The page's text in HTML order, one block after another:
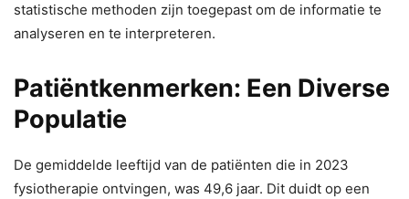
statistische methoden zijn toegepast om de informatie te
analyseren en te interpreteren.
Patiëntkenmerken: Een Diverse
Populatie
De gemiddelde leeftijd van de patiënten die in 2023
fysiotherapie ontvingen, was 49,6 jaar. Dit duidt op een